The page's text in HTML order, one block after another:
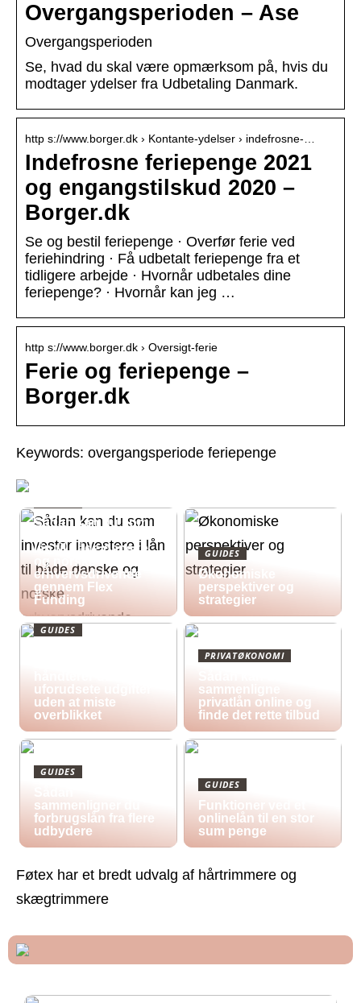
Overgangsperioden – Ase
Overgangsperioden
Se, hvad du skal være opmærksom på, hvis du
modtager ydelser fra Udbetaling Danmark.
http s://www.borger.dk › Kontante-ydelser › indefrosne-…
Indefrosne feriepenge 2021
og engangstilskud 2020 –
Borger.dk
Se og bestil feriepenge · Overfør ferie ved
feriehindring · Få udbetalt feriepenge fra et
tidligere arbejde · Hvornår udbetales dine
feriepenge? · Hvornår kan jeg …
http s://www.borger.dk › Oversigt-ferie
Ferie og feriepenge –
Borger.dk
Keywords: overgangsperiode feriepenge
Sådan kan du som
lån til både danske
og norske
erhvervsdrivende
gennem Flex
Funding
GUIDES
Økonomiske
perspektiver og
strategier
GUIDES
uforudsete udgifter
uden at miste
overblikket
PRIVATØKONOMI
sammenligne
privatlån online og
finde det rette tilbud
GUIDES
sammenligner du
forbrugslån fra flere
udbydere
GUIDES
Funktioner ved et
onlinelån til en stor
sum penge
Føtex har et bredt udvalg af hårtrimmere og
skægtrimmere